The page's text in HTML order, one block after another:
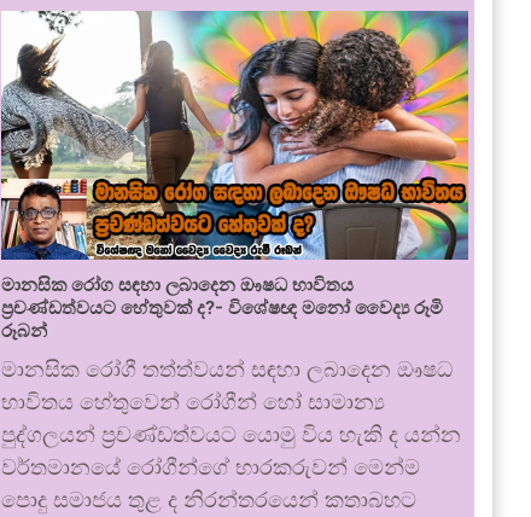
මානසික රෝග සඳහා ලබාදෙන ඖෂධ භාවිතය
ප්‍රචණ්ඩත්වයට හේතුවක් ද?- විශේෂඥ මනෝ වෛද්‍ය රූමි
රූබන්
මානසික රෝගී තත්ත්වයන් සඳහා ලබාදෙන ඖෂධ
භාවිතය හේතුවෙන් රෝගීන් හෝ සාමාන්‍ය
පුද්ගලයන් ප්‍රචණ්ඩත්වයට යොමු විය හැකි ද යන්න
වර්තමානයේ රෝගීන්ගේ භාරකරුවන් මෙන්ම
පොදු සමාජය තුළ ද නිරන්තරයෙන් කතාබහට